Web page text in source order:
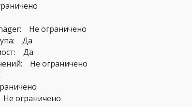
Не ограничено
Да
Да
Не ограничено
ограничено